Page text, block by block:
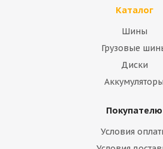
Каталог
Шины
Грузовые
Диски
Аккумуляторы
Покупателю
Условия